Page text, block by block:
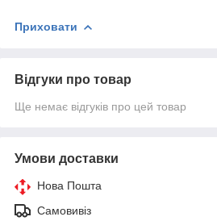
Приховати
Відгуки про товар
Ще немає відгуків про цей товар
Умови доставки
Нова Пошта
Самовивіз